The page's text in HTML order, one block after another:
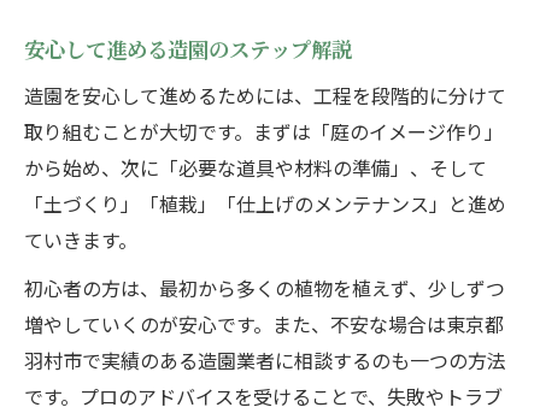
安心して進める造園のステップ解説
造園を安心して進めるためには、工程を段階的に分けて
取り組むことが大切です。まずは「庭のイメージ作り」
から始め、次に「必要な道具や材料の準備」、そして
「土づくり」「植栽」「仕上げのメンテナンス」と進め
ていきます。
初心者の方は、最初から多くの植物を植えず、少しずつ
増やしていくのが安心です。また、不安な場合は東京都
羽村市で実績のある造園業者に相談するのも一つの方法
です。プロのアドバイスを受けることで、失敗やトラブ